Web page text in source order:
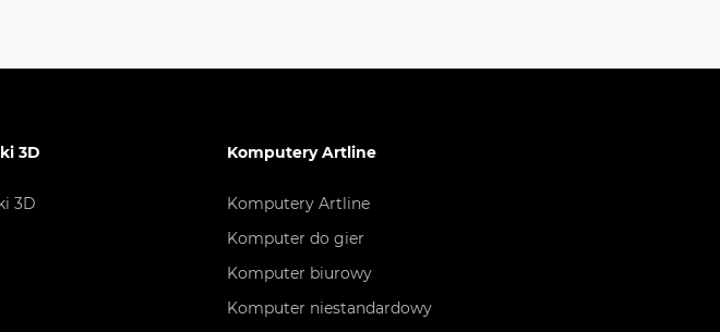
od rzeczywistych. Sprawdź
3D
3D
Komputery Artline
Komputery Artline
Komputer do gier
Komputer biurowy
Komputer niestandardowy